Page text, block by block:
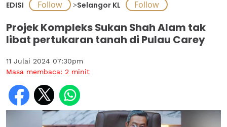
EDISI >Selangor KL
Projek Kompleks Sukan Shah Alam tak
libat pertukaran tanah di Pulau Carey
11 Julai 2024 07:30pm
Masa membaca: 2 minit